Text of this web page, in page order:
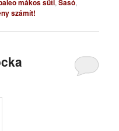
mákos süti,Sasó,
számít!